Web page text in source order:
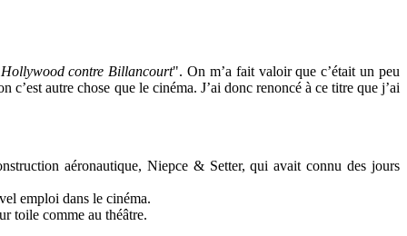
Hollywood contre Billancourt". On m’a fait valoir que c’était un peu
autre chose que le cinéma. J’ai donc renoncé à ce titre que j’ai
aéronautique, Niepce & Setter, qui avait connu des jours
emploi dans le cinéma.
toile comme au théâtre.